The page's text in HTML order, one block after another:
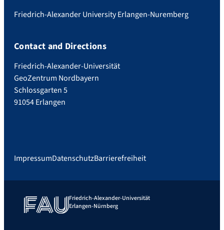
Friedrich-Alexander University Erlangen-Nuremberg
Contact and Directions
Friedrich-Alexander-Universität
GeoZentrum Nordbayern
Schlossgarten 5
91054 Erlangen
ImpressumDatenschutzBarrierefreiheit
Friedrich-Alexander-Universität
Erlangen-Nürnberg